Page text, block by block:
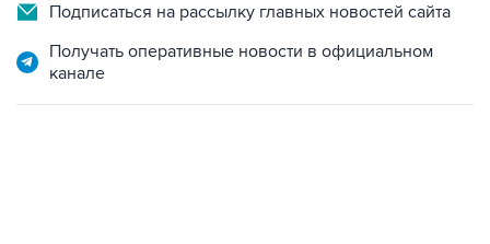
Подписаться на рассылку главных новостей сайта
Получать оперативные новости в официальном
канале